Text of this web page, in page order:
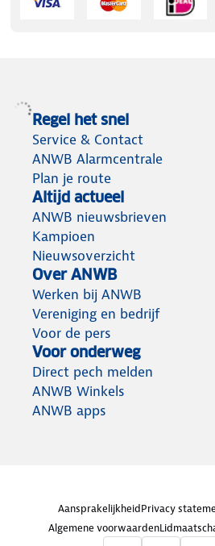
Regel het snel
Service & Contact
ANWB Alarmcentrale
Plan je route
Altijd actueel
ANWB nieuwsbrieven
Kampioen
Nieuwsoverzicht
Over ANWB
Werken bij ANWB
Vereniging en bedrijf
Voor de pers
Voor onderweg
Direct pech melden
ANWB Winkels
ANWB apps
AansprakelijkheidPrivacy
Algemene voorwaarden